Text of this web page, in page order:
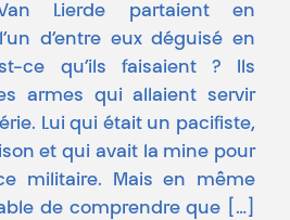
Lierde partaient en
d’entre eux déguisé en
ce qu’ils faisaient ? Ils
armes qui allaient servir
Lui qui était un pacifiste,
et qui avait la mine pour
militaire. Mais en même
de comprendre que […]